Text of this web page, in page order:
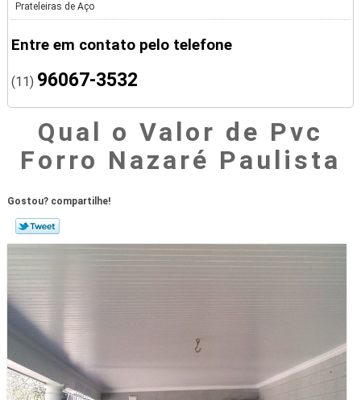
Prateleiras de Aço
Entre em contato pelo telefone
(11) 96067-3532
Qual o Valor de Pvc
Forro Nazaré Paulista
Gostou? compartilhe!